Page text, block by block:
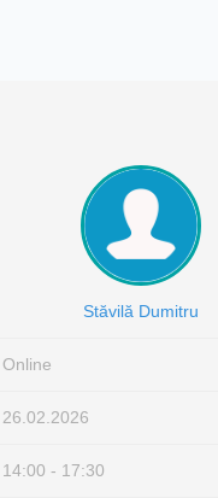
Stăvilă Dumitru
Online
26.02.2026
14:00 - 17:30